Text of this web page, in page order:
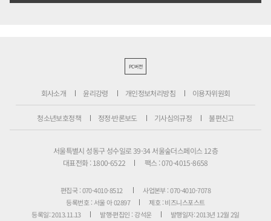
PC버전
회사소개 윤리강령 개인정보처리방침 이용자위원회
청소년보호정책 정정·반론보도 기사심의규정 불편신고
서울특별시 성동구 성수일로 39-34 서울숲더스페이스 12층
대표전화 : 1800-6522
팩스 : 070-4015-8658
편집국 : 070-4010-8512
사업본부 : 070-4010-7078
등록번호 : 서울 아 02897
제호 : 비즈니스포스트
등록일: 2013.11.13
발행·편집인 : 강석운 발행일자: 2013년 12월 2일